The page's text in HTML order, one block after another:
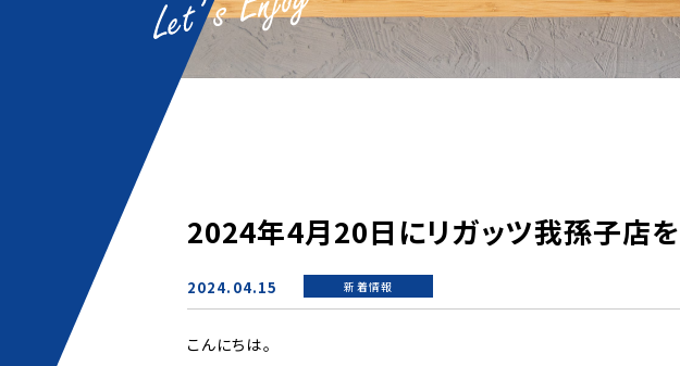
2024年4月20日にリガッツ我孫子店を
2024.04.15 新着情報
こんにちは。